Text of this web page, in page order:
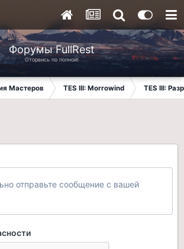
Форумы FullRest
Оторвись по полной!
Мастеров TES III: Morrowind TES III:
отправьте сообщение с вашей